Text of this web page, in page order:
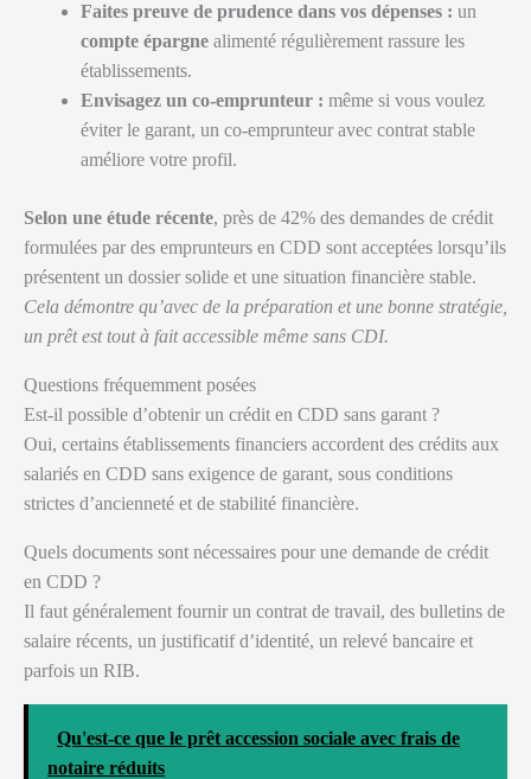
Faites preuve de prudence dans vos dépenses : un
compte épargne alimenté régulièrement rassure les
établissements.
Envisagez un co-emprunteur : même si vous voulez
éviter le garant, un co-emprunteur avec contrat stable
améliore votre profil.
Selon une étude récente, près de 42% des demandes de crédit
formulées par des emprunteurs en CDD sont acceptées lorsqu’ils
présentent un dossier solide et une situation financière stable.
Cela démontre qu’avec de la préparation et une bonne stratégie,
un prêt est tout à fait accessible même sans CDI.
Questions fréquemment posées
Est-il possible d’obtenir un crédit en CDD sans garant ?
Oui, certains établissements financiers accordent des crédits aux
salariés en CDD sans exigence de garant, sous conditions
strictes d’ancienneté et de stabilité financière.
Quels documents sont nécessaires pour une demande de crédit
en CDD ?
Il faut généralement fournir un contrat de travail, des bulletins de
salaire récents, un justificatif d’identité, un relevé bancaire et
parfois un RIB.
Qu'est-ce que le prêt accession sociale avec frais de
notaire réduits